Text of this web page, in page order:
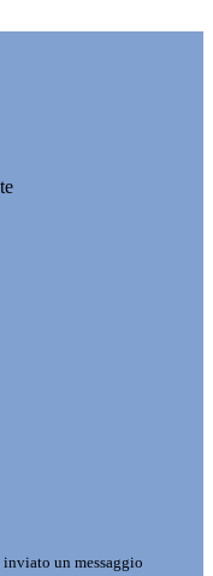
inviato un messaggio